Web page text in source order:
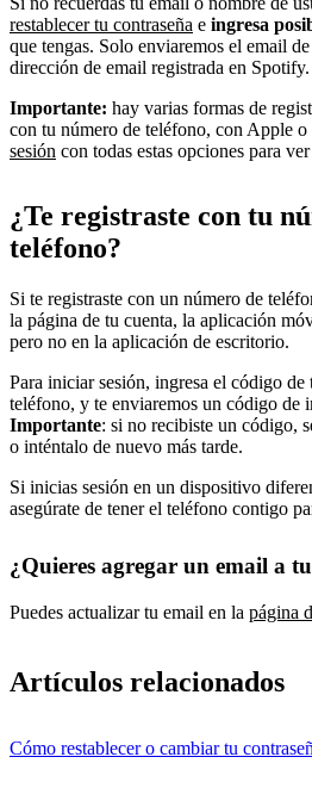
restablecer tu contraseña e ingresa
que tengas. Solo enviaremos el email
dirección de email registrada en Spotify.
Importante: hay varias formas de
con tu número de teléfono, con Apple
sesión con todas estas opciones para
¿Te registraste con tu
teléfono?
Si te registraste con un número de
la página de tu cuenta, la aplicación
pero no en la aplicación de escritorio.
Para iniciar sesión, ingresa el código
teléfono, y te enviaremos un código de
Importante: si no recibiste un código,
o inténtalo de nuevo más tarde.
Si inicias sesión en un dispositivo
asegúrate de tener el teléfono contigo
¿Quieres agregar un email a
Puedes actualizar tu email en la página
Artículos relacionados
Cómo restablecer o cambiar tu